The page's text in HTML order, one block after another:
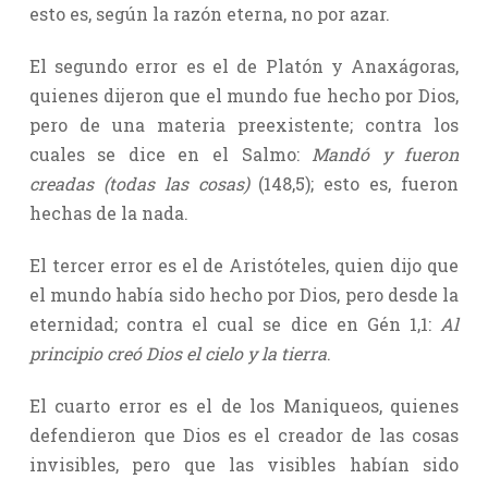
esto es, según la razón eterna, no por azar.
El segundo error es el de Platón y Anaxágoras,
quienes dijeron que el mundo fue hecho por Dios,
pero de una materia preexistente; contra los
cuales se dice en el Salmo: Mandó y fueron
creadas (todas las cosas) (148,5); esto es, fueron
hechas de la nada.
El tercer error es el de Aristóteles, quien dijo que
el mundo había sido hecho por Dios, pero desde la
eternidad; contra el cual se dice en Gén 1,1: Al
principio creó Dios el cielo y la tierra.
El cuarto error es el de los Maniqueos, quienes
defendieron que Dios es el creador de las cosas
invisibles, pero que las visibles habían sido